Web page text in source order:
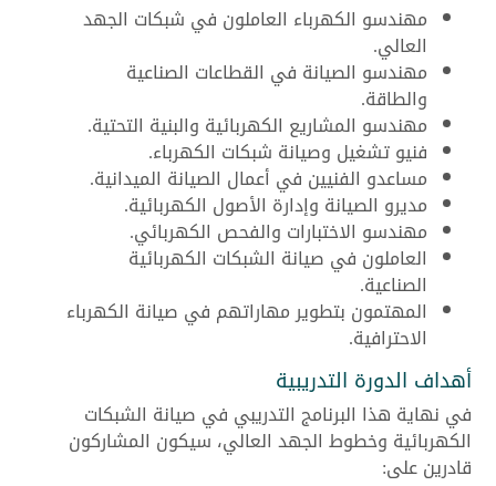
مهندسو الكهرباء العاملون في شبكات الجهد
العالي.
مهندسو الصيانة في القطاعات الصناعية
والطاقة.
مهندسو المشاريع الكهربائية والبنية التحتية.
فنيو تشغيل وصيانة شبكات الكهرباء.
مساعدو الفنيين في أعمال الصيانة الميدانية.
مديرو الصيانة وإدارة الأصول الكهربائية.
مهندسو الاختبارات والفحص الكهربائي.
العاملون في صيانة الشبكات الكهربائية
الصناعية.
المهتمون بتطوير مهاراتهم في صيانة الكهرباء
الاحترافية.
أهداف الدورة التدريبية
في نهاية هذا البرنامج التدريبي في صيانة الشبكات
الكهربائية وخطوط الجهد العالي، سيكون المشاركون
قادرين على: